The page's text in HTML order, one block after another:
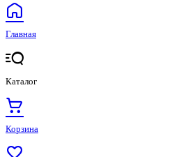
Главная
Каталог
Корзина